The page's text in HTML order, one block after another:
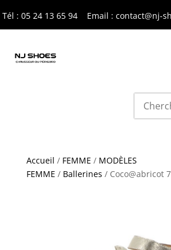
Tél : 05 24 13 65 94 Email : contact@nj-
Accueil / FEMME / MODÈLES
FEMME / Ballerines / Coco@abricot